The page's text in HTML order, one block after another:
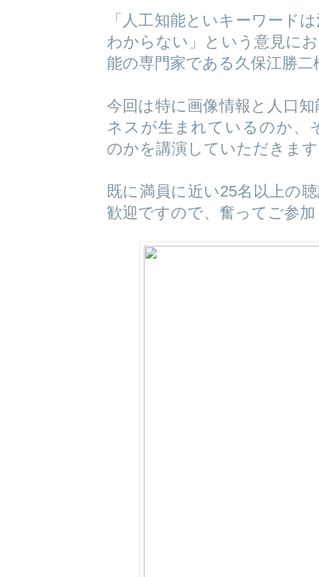
「人工知能といキーワード
わからない」という意見に
能の専門家である久保江勝
今回は特に画像情報と人口
ネスが生まれているのか、
のかを講演していただきま
既に満員に近い25名以上の
歓迎ですので、奮ってご参